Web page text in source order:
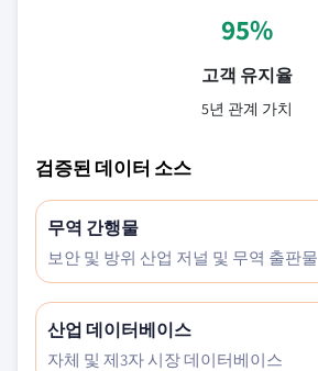
95%
고객 유지율
5년 관계 가치
검증된 데이터 소스
무역 간행물
보안 및 방위 산업 저널 및 무역 출판물
산업 데이터베이스
자체 및 제3자 시장 데이터베이스